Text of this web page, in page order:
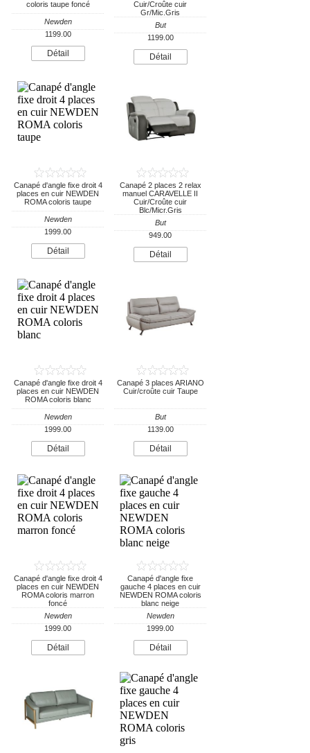
coloris taupe foncé
Newden
1199.00
Détail
Cuir/Croûte cuir
Gr/Mic.Gris
But
1199.00
Détail
Canapé d'angle fixe droit 4
places en cuir NEWDEN
ROMA coloris taupe
Newden
1999.00
Détail
Canapé 2 places 2 relax
manuel CARAVELLE II
Cuir/Croûte cuir
Blc/Micr.Gris
But
949.00
Détail
Canapé d'angle fixe droit 4
places en cuir NEWDEN
ROMA coloris blanc
Newden
1999.00
Détail
Canapé 3 places ARIANO
Cuir/croûte cuir Taupe
But
1139.00
Détail
Canapé d'angle fixe droit 4
places en cuir NEWDEN
ROMA coloris marron
foncé
Newden
1999.00
Détail
Canapé d'angle fixe
gauche 4 places en cuir
NEWDEN ROMA coloris
blanc neige
Newden
1999.00
Détail